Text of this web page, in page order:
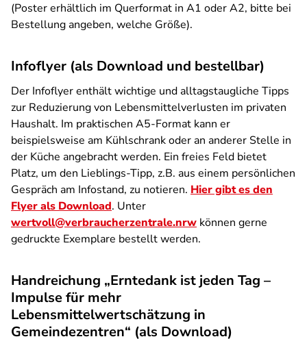
(Poster erhältlich im Querformat in A1 oder A2, bitte bei
Bestellung angeben, welche Größe).
Infoflyer (als Download und bestellbar)
Der Infoflyer enthält wichtige und alltagstaugliche Tipps
zur Reduzierung von Lebensmittelverlusten im privaten
Haushalt. Im praktischen A5-Format kann er
beispielsweise am Kühlschrank oder an anderer Stelle in
der Küche angebracht werden. Ein freies Feld bietet
Platz, um den Lieblings-Tipp, z.B. aus einem persönlichen
Gespräch am Infostand, zu notieren. Hier gibt es den
Flyer als Download. Unter
wertvoll@verbraucherzentrale.nrw können gerne
gedruckte Exemplare bestellt werden.
Handreichung „Erntedank ist jeden Tag –
Impulse für mehr
Lebensmittelwertschätzung in
Gemeindezentren“ (als Download)